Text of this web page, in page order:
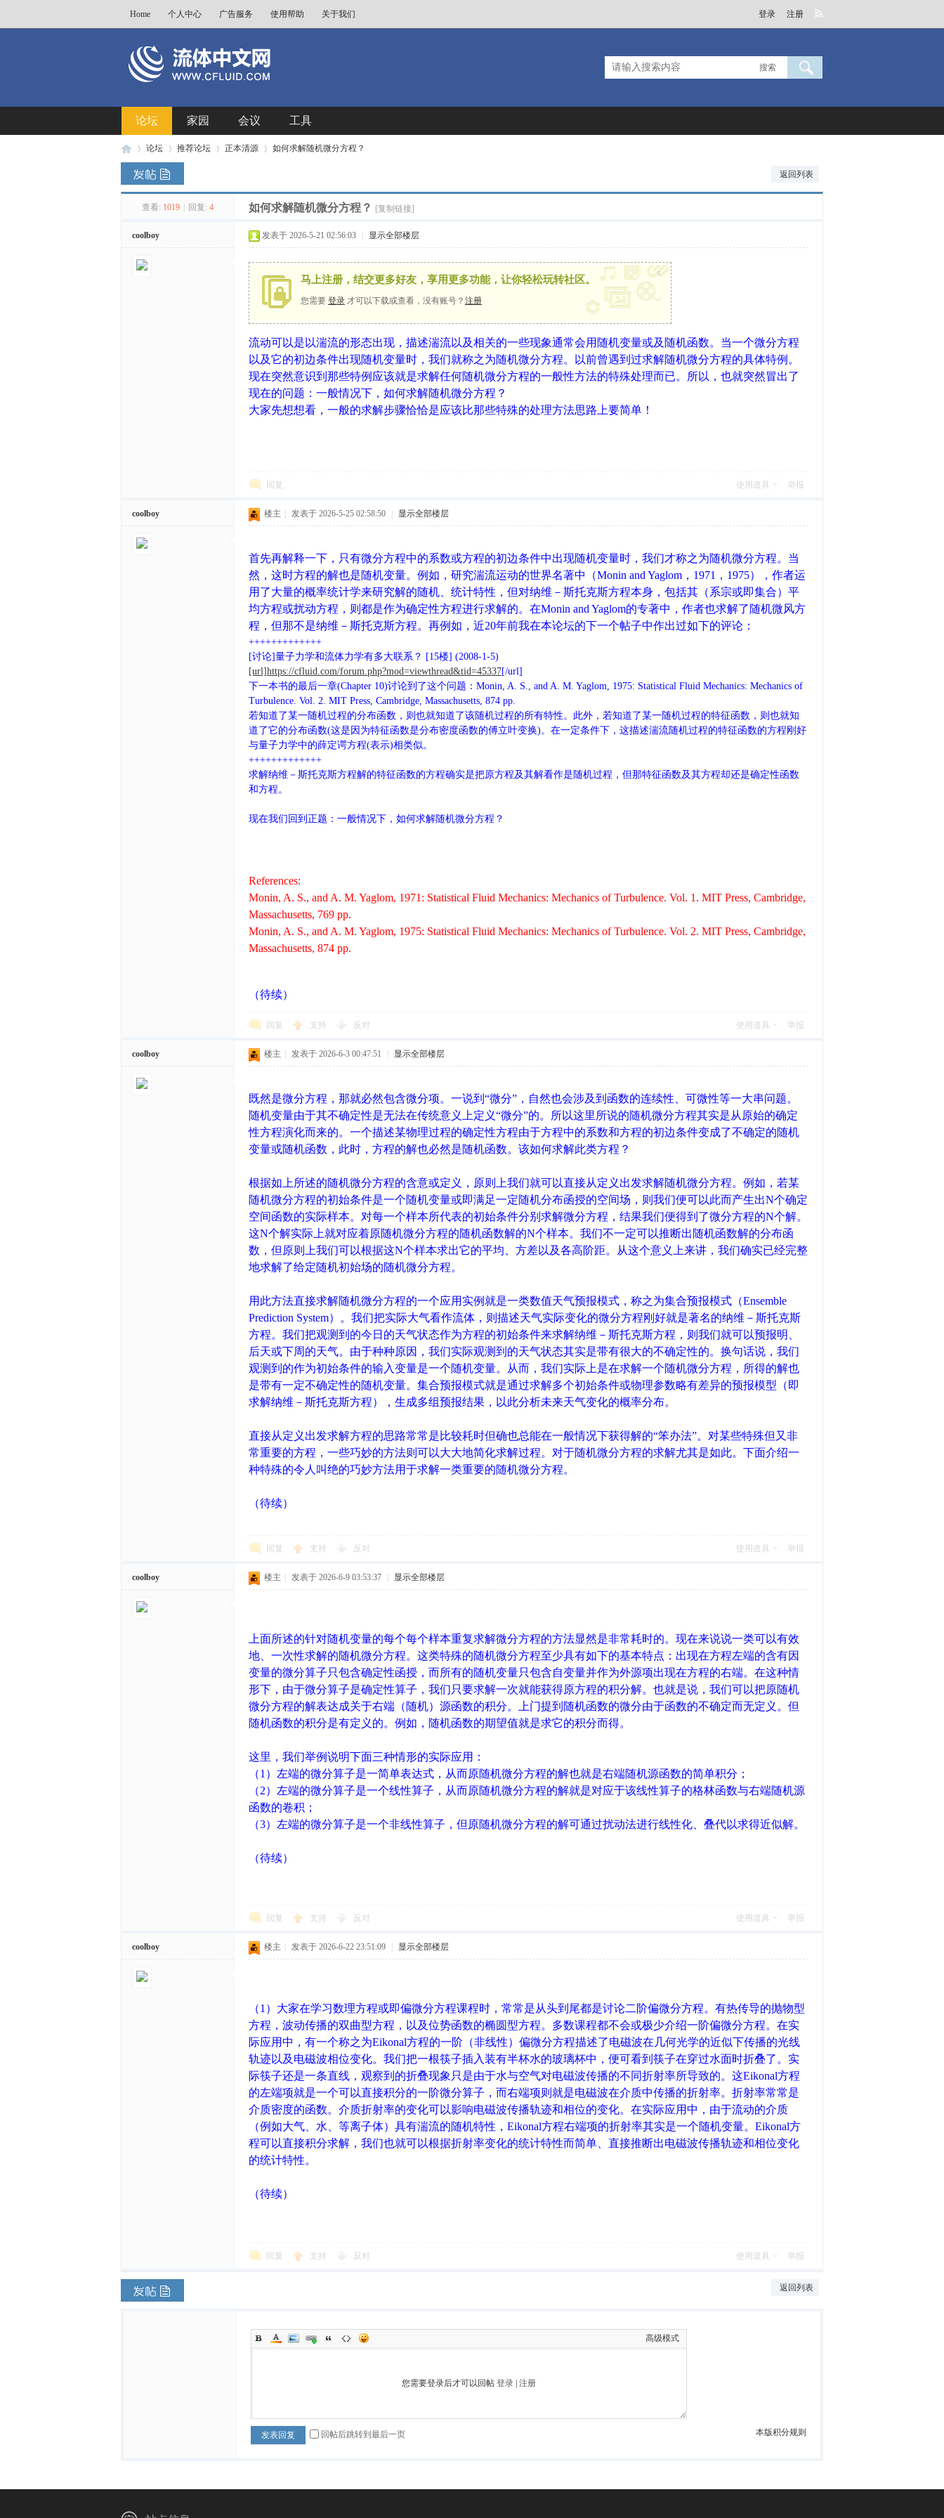
Home 个人中心 广告服务 使用帮助 关于我们 登录 注册
搜索
论坛 家园 会议 工具
论坛
›
推荐论坛
›
正本清源
›
如何求解随机微分方程？
返回列表
查看: 1019 回复: 4 如何求解随机微分方程？ [复制链接]
coolboy 发表于 2026-5-21 02:56:03 显示全部楼层
马上注册，结交更多好友，享用更多功能，让你轻松玩转社区。
您需要 登录 才可以下载或查看，没有账号？ 注册
x
流动可以是以湍流的形态出现，描述湍流以及相关的一些现象通常会用随机变量或及随机函数。当一个微分方程
以及它的初边条件出现随机变量时，我们就称之为随机微分方程。以前曾遇到过求解随机微分方程的具体特例。
现在突然意识到那些特例应该就是求解任何随机微分方程的一般性方法的特殊处理而已。所以，也就突然冒出了
现在的问题：一般情况下，如何求解随机微分方程？
大家先想想看，一般的求解步骤恰恰是应该比那些特殊的处理方法思路上要简单！
回复 使用道具 举报
coolboy 楼主 发表于 2026-5-25 02:58:50 显示全部楼层
首先再解释一下，只有微分方程中的系数或方程的初边条件中出现随机变量时，我们才称之为随机微分方程。当
然，这时方程的解也是随机变量。例如，研究湍流运动的世界名著中（Monin and Yaglom，1971，1975），作者运
用了大量的概率统计学来研究解的随机、统计特性，但对纳维－斯托克斯方程本身，包括其（系宗或即集合）平
均方程或扰动方程，则都是作为确定性方程进行求解的。在Monin and Yaglom的专著中，作者也求解了随机微风方
程，但那不是纳维－斯托克斯方程。再例如，近20年前我在本论坛的下一个帖子中作出过如下的评论：
+++++++++++++
[讨论]量子力学和流体力学有多大联系？ [15楼] (2008-1-5)
[url]https://cfluid.com/forum.php?mod=viewthread&tid=45337[/url]
下一本书的最后一章(Chapter 10)讨论到了这个问题：Monin, A. S., and A. M. Yaglom, 1975: Statistical Fluid Mechanics: Mechanics of
Turbulence. Vol. 2. MIT Press, Cambridge, Massachusetts, 874 pp.
若知道了某一随机过程的分布函数，则也就知道了该随机过程的所有特性。此外，若知道了某一随机过程的特征函数，则也就知
道了它的分布函数(这是因为特征函数是分布密度函数的傅立叶变换)。在一定条件下，这描述湍流随机过程的特征函数的方程刚好
与量子力学中的薛定谔方程(表示)相类似。
+++++++++++++
求解纳维－斯托克斯方程解的特征函数的方程确实是把原方程及其解看作是随机过程，但那特征函数及其方程却还是确定性函数
和方程。
现在我们回到正题：一般情况下，如何求解随机微分方程？
References:
Monin, A. S., and A. M. Yaglom, 1971: Statistical Fluid Mechanics: Mechanics of Turbulence. Vol. 1. MIT Press, Cambridge,
Massachusetts, 769 pp.
Monin, A. S., and A. M. Yaglom, 1975: Statistical Fluid Mechanics: Mechanics of Turbulence. Vol. 2. MIT Press, Cambridge,
Massachusetts, 874 pp.
（待续）
回复 支持 反对 使用道具 举报
coolboy 楼主 发表于 2026-6-3 00:47:51 显示全部楼层
既然是微分方程，那就必然包含微分项。一说到“微分”，自然也会涉及到函数的连续性、可微性等一大串问题。
随机变量由于其不确定性是无法在传统意义上定义“微分”的。所以这里所说的随机微分方程其实是从原始的确定
性方程演化而来的。一个描述某物理过程的确定性方程由于方程中的系数和方程的初边条件变成了不确定的随机
变量或随机函数，此时，方程的解也必然是随机函数。该如何求解此类方程？
根据如上所述的随机微分方程的含意或定义，原则上我们就可以直接从定义出发求解随机微分方程。例如，若某
随机微分方程的初始条件是一个随机变量或即满足一定随机分布函授的空间场，则我们便可以此而产生出N个确定
空间函数的实际样本。对每一个样本所代表的初始条件分别求解微分方程，结果我们便得到了微分方程的N个解。
这N个解实际上就对应着原随机微分方程的随机函数解的N个样本。我们不一定可以推断出随机函数解的分布函
数，但原则上我们可以根据这N个样本求出它的平均、方差以及各高阶距。从这个意义上来讲，我们确实已经完整
地求解了给定随机初始场的随机微分方程。
用此方法直接求解随机微分方程的一个应用实例就是一类数值天气预报模式，称之为集合预报模式（Ensemble
Prediction System）。我们把实际大气看作流体，则描述天气实际变化的微分方程刚好就是著名的纳维－斯托克斯
方程。我们把观测到的今日的天气状态作为方程的初始条件来求解纳维－斯托克斯方程，则我们就可以预报明、
后天或下周的天气。由于种种原因，我们实际观测到的天气状态其实是带有很大的不确定性的。换句话说，我们
观测到的作为初始条件的输入变量是一个随机变量。从而，我们实际上是在求解一个随机微分方程，所得的解也
是带有一定不确定性的随机变量。集合预报模式就是通过求解多个初始条件或物理参数略有差异的预报模型（即
求解纳维－斯托克斯方程），生成多组预报结果，以此分析未来天气变化的概率分布。
直接从定义出发求解方程的思路常常是比较耗时但确也总能在一般情况下获得解的“笨办法”。对某些特殊但又非
常重要的方程，一些巧妙的方法则可以大大地简化求解过程。对于随机微分方程的求解尤其是如此。下面介绍一
种特殊的令人叫绝的巧妙方法用于求解一类重要的随机微分方程。
（待续）
回复 支持 反对 使用道具 举报
coolboy 楼主 发表于 2026-6-9 03:53:37 显示全部楼层
上面所述的针对随机变量的每个每个样本重复求解微分方程的方法显然是非常耗时的。现在来说说一类可以有效
地、一次性求解的随机微分方程。这类特殊的随机微分方程至少具有如下的基本特点：出现在方程左端的含有因
变量的微分算子只包含确定性函授，而所有的随机变量只包含自变量并作为外源项出现在方程的右端。在这种情
形下，由于微分算子是确定性算子，我们只要求解一次就能获得原方程的积分解。也就是说，我们可以把原随机
微分方程的解表达成关于右端（随机）源函数的积分。上门提到随机函数的微分由于函数的不确定而无定义。但
随机函数的积分是有定义的。例如，随机函数的期望值就是求它的积分而得。
这里，我们举例说明下面三种情形的实际应用：
（1）左端的微分算子是一简单表达式，从而原随机微分方程的解也就是右端随机源函数的简单积分；
（2）左端的微分算子是一个线性算子，从而原随机微分方程的解就是对应于该线性算子的格林函数与右端随机源
函数的卷积；
（3）左端的微分算子是一个非线性算子，但原随机微分方程的解可通过扰动法进行线性化、叠代以求得近似解。
（待续）
回复 支持 反对 使用道具 举报
coolboy 楼主 发表于 2026-6-22 23:51:09 显示全部楼层
（1）大家在学习数理方程或即偏微分方程课程时，常常是从头到尾都是讨论二阶偏微分方程。有热传导的抛物型
方程，波动传播的双曲型方程，以及位势函数的椭圆型方程。多数课程都不会或极少介绍一阶偏微分方程。在实
际应用中，有一个称之为Eikonal方程的一阶（非线性）偏微分方程描述了电磁波在几何光学的近似下传播的光线
轨迹以及电磁波相位变化。我们把一根筷子插入装有半杯水的玻璃杯中，便可看到筷子在穿过水面时折叠了。实
际筷子还是一条直线，观察到的折叠现象只是由于水与空气对电磁波传播的不同折射率所导致的。这Eikonal方程
的左端项就是一个可以直接积分的一阶微分算子，而右端项则就是电磁波在介质中传播的折射率。折射率常常是
介质密度的函数。介质折射率的变化可以影响电磁波传播轨迹和相位的变化。在实际应用中，由于流动的介质
（例如大气、水、等离子体）具有湍流的随机特性，Eikonal方程右端项的折射率其实是一个随机变量。Eikonal方
程可以直接积分求解，我们也就可以根据折射率变化的统计特性而简单、直接推断出电磁波传播轨迹和相位变化
的统计特性。
（待续）
回复 支持 反对 使用道具 举报
返回列表
高级模式
您需要登录后才可以回帖 登录 注册
本版积分规则
发表回复 回帖后跳转到最后一页